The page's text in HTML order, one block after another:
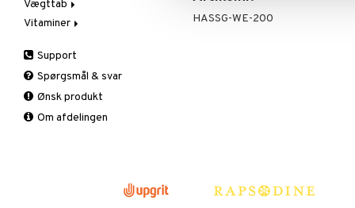
HASSG-WE-200
Næringstilskud
Øvrige
Skelet
Urinveje
Øvrige
Prostata
Vægttab
Æblecidereddike
Faste
Fedtforbrænding
Måltidserstatning
Øvrige
Vitaminer
Antioxidanter
B vitaminer
Børn
C vitaminer
Support
Spørgsmål & svar
Ønsk produkt
Om afdelingen